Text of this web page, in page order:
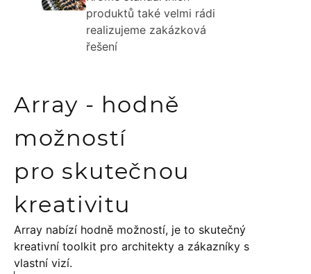
produktů také velmi rádi
realizujeme zakázková
řešení
Array - hodně
možností
pro skutečnou
kreativitu
Array nabízí hodně možností, je to skutečný
kreativní toolkit pro architekty a zákazníky s
vlastní vizí.